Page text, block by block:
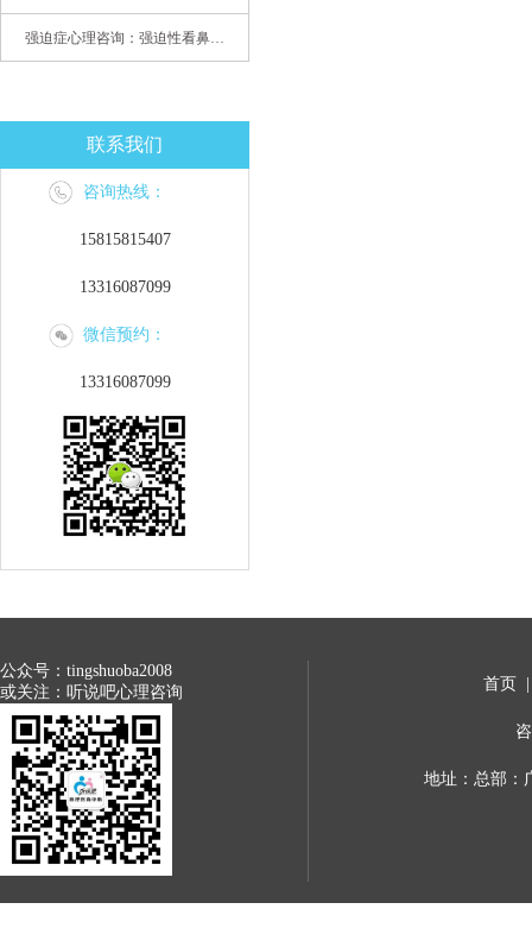
强迫症心理咨询：强迫性看鼻尖，害我无法学习
联系我们
咨询热线：
15815815407
13316087099
微信预约：
13316087099
公众号：tingshuoba2008
或关注：听说吧心理咨询
首页
地址：总部：